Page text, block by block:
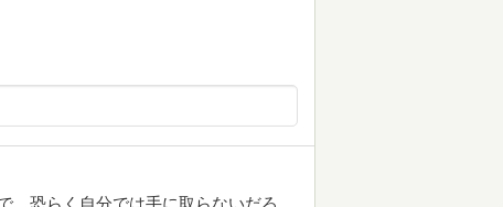
、恐らく自分では手に取らないだろ